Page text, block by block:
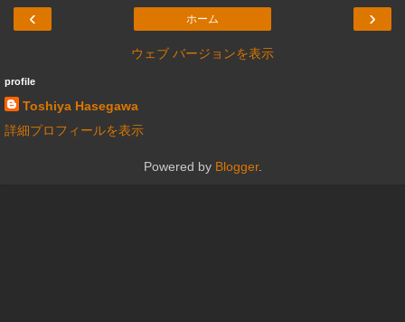
‹ ›
ホーム
ウェブ バージョンを表示
profile
Toshiya Hasegawa
詳細プロフィールを表示
Powered by Blogger.